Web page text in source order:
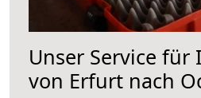
Unser Service für
von Erfurt nach